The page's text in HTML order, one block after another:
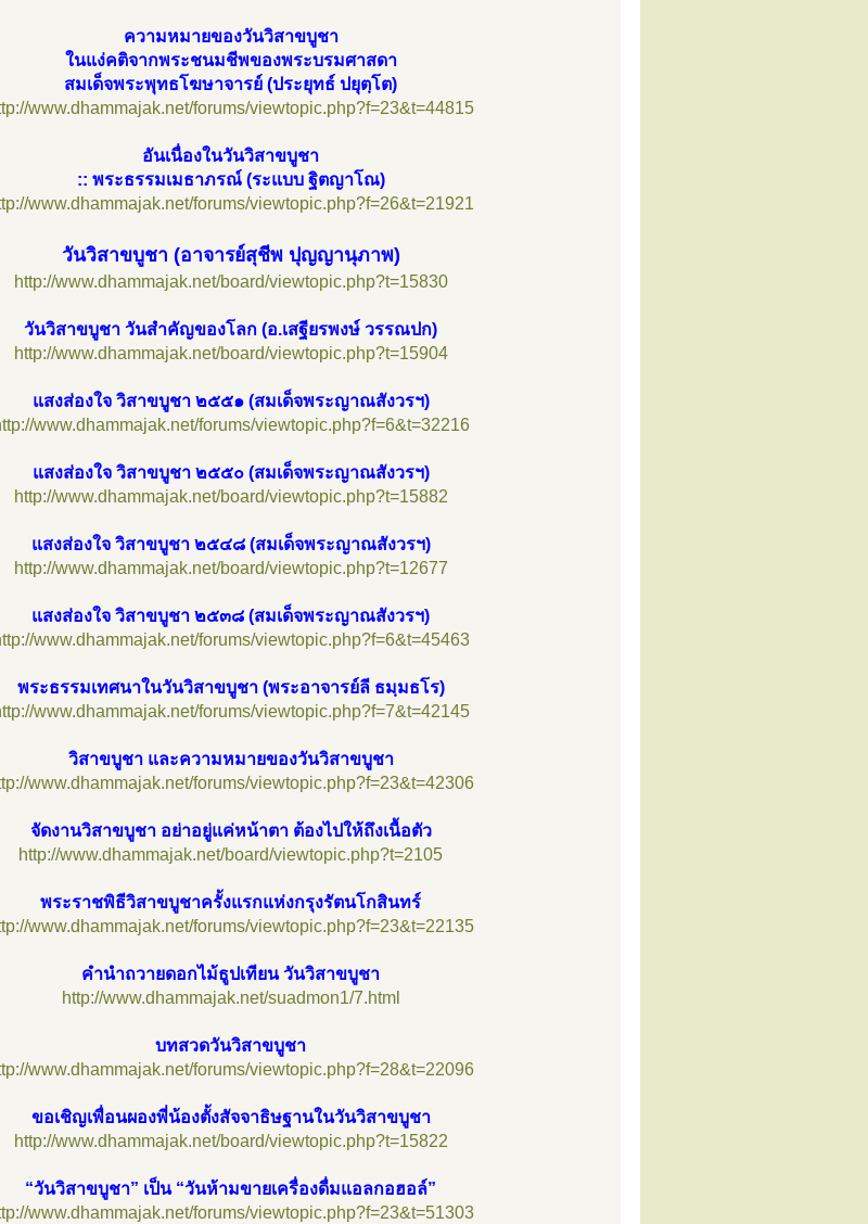
ความหมายของวันวิสาขบูชา
ในแง่คติจากพระชนมชีพของพระบรมศาสดา
สมเด็จพระพุทธโฆษาจารย์ (ประยุทธ์ ปยุตฺโต)
www.dhammajak.net/forums/viewtopic.php?f=23&t=44815
อันเนื่องในวันวิสาขบูชา
:: พระธรรมเมธาภรณ์ (ระแบบ ฐิตญาโณ)
www.dhammajak.net/forums/viewtopic.php?f=26&t=21921
วันวิสาขบูชา (อาจารย์สุชีพ ปุญญานุภาพ)
http://www.dhammajak.net/board/viewtopic.php?t=15830
วันวิสาขบูชา วันสำคัญของโลก (อ.เสฐียรพงษ์ วรรณปก)
http://www.dhammajak.net/board/viewtopic.php?t=15904
แสงส่องใจ วิสาขบูชา ๒๕๕๑ (สมเด็จพระญาณสังวรฯ)
www.dhammajak.net/forums/viewtopic.php?f=6&t=32216
แสงส่องใจ วิสาขบูชา ๒๕๕๐ (สมเด็จพระญาณสังวรฯ)
http://www.dhammajak.net/board/viewtopic.php?t=15882
แสงส่องใจ วิสาขบูชา ๒๕๔๘ (สมเด็จพระญาณสังวรฯ)
http://www.dhammajak.net/board/viewtopic.php?t=12677
แสงส่องใจ วิสาขบูชา ๒๕๓๘ (สมเด็จพระญาณสังวรฯ)
www.dhammajak.net/forums/viewtopic.php?f=6&t=45463
พระธรรมเทศนาในวันวิสาขบูชา (พระอาจารย์ลี ธมฺมธโร)
www.dhammajak.net/forums/viewtopic.php?f=7&t=42145
วิสาขบูชา และความหมายของวันวิสาขบูชา
www.dhammajak.net/forums/viewtopic.php?f=23&t=42306
จัดงานวิสาขบูชา อย่าอยู่แค่หน้าตา ต้องไปให้ถึงเนื้อตัว
http://www.dhammajak.net/board/viewtopic.php?t=2105
พระราชพิธีวิสาขบูชาครั้งแรกแห่งกรุงรัตนโกสินทร์
www.dhammajak.net/forums/viewtopic.php?f=23&t=22135
คำนำถวายดอกไม้ธูปเทียน วันวิสาขบูชา
http://www.dhammajak.net/suadmon1/7.html
บทสวดวันวิสาขบูชา
www.dhammajak.net/forums/viewtopic.php?f=28&t=22096
ขอเชิญเพื่อนผองพี่น้องตั้งสัจจาธิษฐานในวันวิสาขบูชา
http://www.dhammajak.net/board/viewtopic.php?t=15822
“วันวิสาขบูชา” เป็น “วันห้ามขายเครื่องดื่มแอลกอฮอล์”
www.dhammajak.net/forums/viewtopic.php?f=23&t=51303